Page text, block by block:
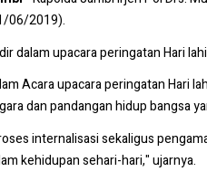
06/2019).
dalam upacara peringatan Hari
Acara upacara peringatan Hari
dan pandangan hidup bangsa
internalisasi sekaligus
kehidupan sehari-hari," ujarnya.